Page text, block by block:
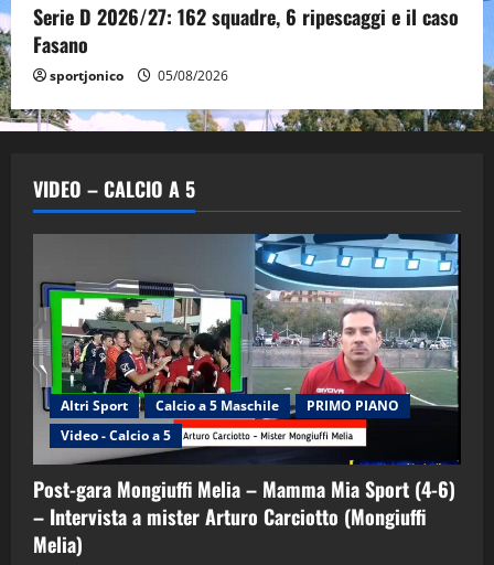
Serie D 2026/27: 162 squadre, 6 ripescaggi e il caso
Fasano
sportjonico 05/08/2026
VIDEO – CALCIO A 5
Altri Sport Calcio a 5 Maschile
PRIMO PIANO
Video - Calcio a 5
Post-gara Mongiuffi Melia – Mamma Mia Sport (4-6)
– Intervista a mister Arturo Carciotto (Mongiuffi
Melia)